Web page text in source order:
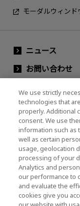
モーダルウィンド
ニュース
お問い合わせ
キオクシア株式
発情報）
キオクシア
法人のお客
個人のお客
We use strictly
technologies that
properly. Additional
consent. We use
information such as
well as certain
usage, geolocation
processing of your
Analytics and
our performance to
and evaluate the
cookies give you